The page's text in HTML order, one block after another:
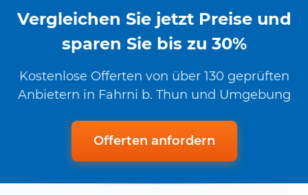
Vergleichen Sie jetzt Preise und
sparen Sie bis zu 30%
Kostenlose Offerten von über 130 geprüften
Anbietern in Fahrni b. Thun und Umgebung
Offerten anfordern